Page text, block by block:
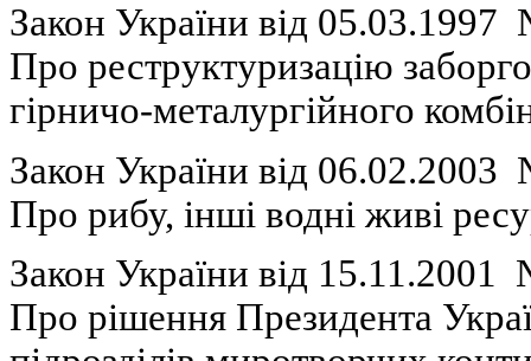
Закон України вiд
Про реструктуризацію
гірничо-металургійного
Закон України вiд
Про рибу, інші водні живі
Закон України вiд
Про рішення Президента